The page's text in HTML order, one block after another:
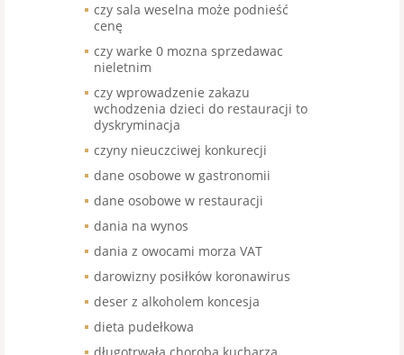
czy sala weselna może podnieść
cenę
czy warke 0 mozna sprzedawac
nieletnim
czy wprowadzenie zakazu
wchodzenia dzieci do restauracji to
dyskryminacja
czyny nieuczciwej konkurecji
dane osobowe w gastronomii
dane osobowe w restauracji
dania na wynos
dania z owocami morza VAT
darowizny posiłków koronawirus
deser z alkoholem koncesja
dieta pudełkowa